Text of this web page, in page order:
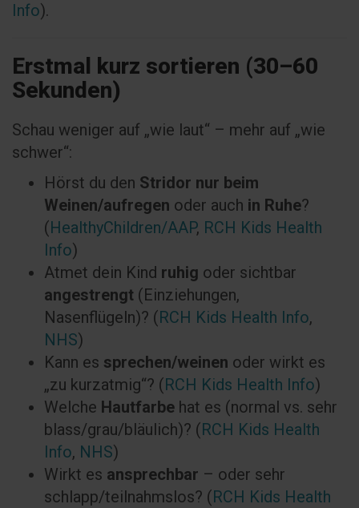
Info).
Erstmal kurz sortieren (30–60
Sekunden)
Schau weniger auf „wie laut“ – mehr auf „wie
schwer“:
Hörst du den Stridor nur beim
Weinen/aufregen oder auch in Ruhe?
(HealthyChildren/AAP, RCH Kids Health
Info)
Atmet dein Kind ruhig oder sichtbar
angestrengt (Einziehungen,
Nasenflügeln)? (RCH Kids Health Info,
NHS)
Kann es sprechen/weinen oder wirkt es
„zu kurzatmig“? (RCH Kids Health Info)
Welche Hautfarbe hat es (normal vs. sehr
blass/grau/bläulich)? (RCH Kids Health
Info, NHS)
Wirkt es ansprechbar – oder sehr
schlapp/teilnahmslos? (RCH Kids Health